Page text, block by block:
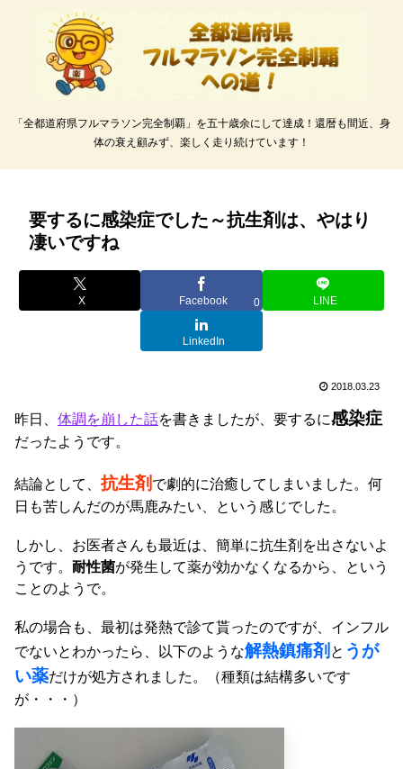
「全都道府県フルマラソン完全制覇」を五十歳余にして達成！還暦も間近、身
体の衰え顧みず、楽しく走り続けています！
要するに感染症でした～抗生剤は、やはり
凄いですね
X Facebook 0 LINE
LinkedIn
2018.03.23
昨日、 体調を崩した話を書きましたが、要するに感染症
だったようです。
結論として、 抗生剤 で劇的に治癒してしまいました。何
日も苦しんだのが馬鹿みたい、という感じでした。
しかし、お医者さんも最近は、簡単に抗生剤を出さないよ
うです。 耐性菌が発生して薬が効かなくなるから、という
ことのようで。
私の場合も、最初は発熱で診て貰ったのですが、インフル
でないとわかったら、以下のような解熱鎮痛剤 と うが
い薬だけが処方されました。（種類は結構多いです
が・・・）